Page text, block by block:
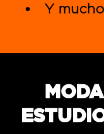
Y mucho